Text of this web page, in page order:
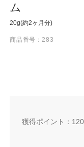
ム
20g(約2ヶ月分)
商品番号：283
獲得ポイント： 120